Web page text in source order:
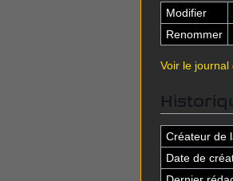
Modifier
Renommer
Voir le journal
Créateur de
Date de